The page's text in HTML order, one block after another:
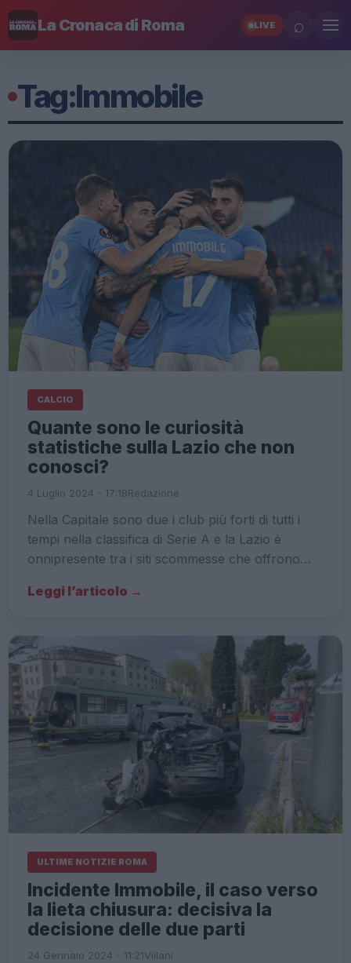
La Cronaca di Roma LIVE ⌕
Tag:Immobile
CALCIO
Quante sono le curiosità
statistiche sulla Lazio che non
conosci?
4 Luglio 2024 - 17:18Redazione
Nella Capitale sono due i club più forti di tutti i
tempi nella classifica di Serie A e la Lazio è
onnipresente tra i siti scommesse che offrono…
Leggi l’articolo →
ULTIME NOTIZIE ROMA
Incidente Immobile, il caso verso
la lieta chiusura: decisiva la
decisione delle due parti
24 Gennaio 2024 - 11:21Villani